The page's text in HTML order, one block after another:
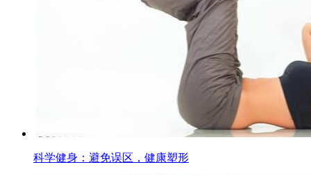
科学健身：避免误区，健康塑形